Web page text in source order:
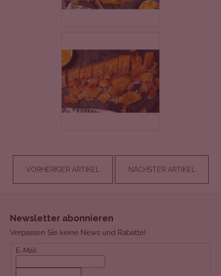
VORHERIGER ARTIKEL NÄCHSTER ARTIKEL
Newsletter abonnieren
Verpassen Sie keine News und Rabatte!
E-Mail